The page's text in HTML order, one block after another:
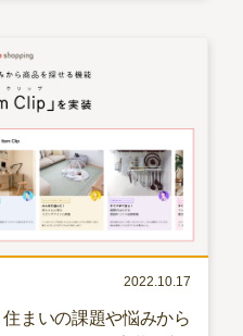
2022.10.17
まいの課題や悩みから